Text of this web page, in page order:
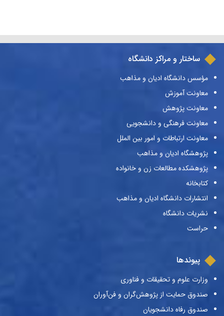
ساختار و مراکز دانشگاه
مؤسس دانشگاه ادیان و مذاهب
معاونت آموزش
معاونت پژوهش
معاونت فرهنگی و دانشجویی
معاونت ارتباطات و امور بین الملل
پژوهشگاه ادیان و مذاهب
پژوهشکده مطالعات زن و خانواده
کتابخانه
انتشارات دانشگاه ادیان و مذاهب
نشریات دانشگاه
حراست
پیوندها
وزارت علوم و تحقیقات و فناوری
صندوق حمایت از پژوهش‌گران و فن‌آوران
صندوق رفاه دانشجویان